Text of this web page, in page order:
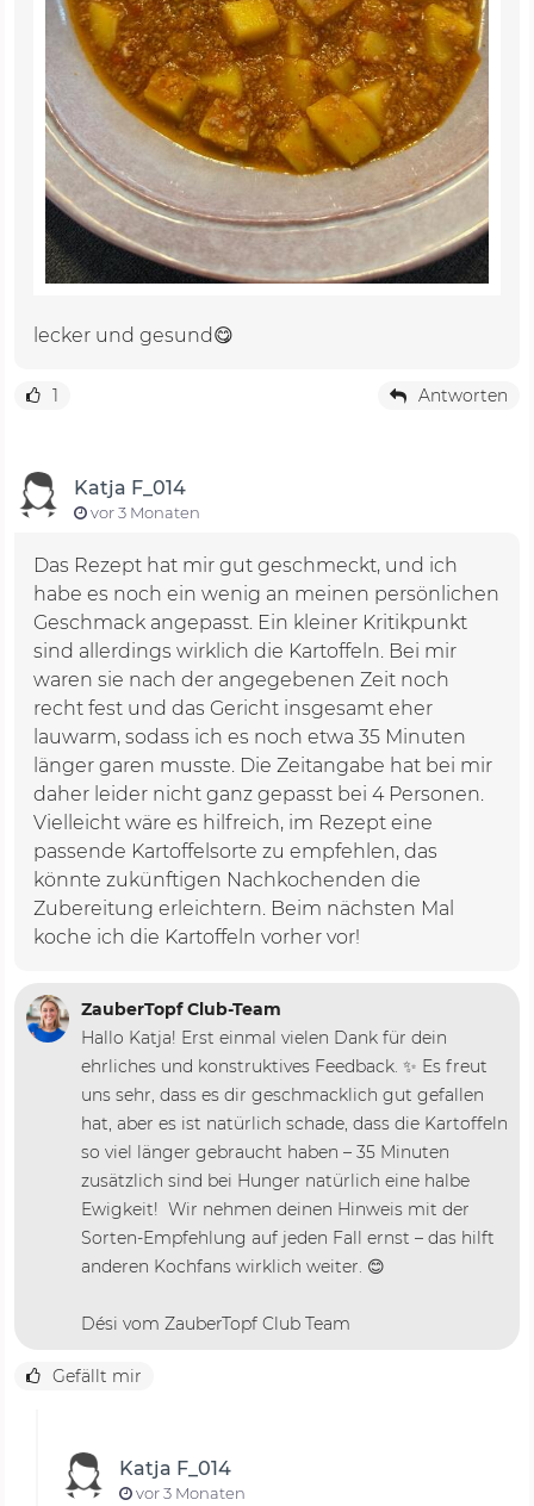
lecker und gesund😋
1 Antworten
Katja F_014
vor 3 Monaten
Das Rezept hat mir gut geschmeckt, und ich
habe es noch ein wenig an meinen persönlichen
Geschmack angepasst. Ein kleiner Kritikpunkt
sind allerdings wirklich die Kartoffeln. Bei mir
waren sie nach der angegebenen Zeit noch
recht fest und das Gericht insgesamt eher
lauwarm, sodass ich es noch etwa 35 Minuten
länger garen musste. Die Zeitangabe hat bei mir
daher leider nicht ganz gepasst bei 4 Personen.
Vielleicht wäre es hilfreich, im Rezept eine
passende Kartoffelsorte zu empfehlen, das
könnte zukünftigen Nachkochenden die
Zubereitung erleichtern. Beim nächsten Mal
koche ich die Kartoffeln vorher vor!
ZauberTopf Club-Team
Hallo Katja! Erst einmal vielen Dank für dein
ehrliches und konstruktives Feedback. ✨ Es freut
uns sehr, dass es dir geschmacklich gut gefallen
hat, aber es ist natürlich schade, dass die Kartoffeln
so viel länger gebraucht haben – 35 Minuten
zusätzlich sind bei Hunger natürlich eine halbe
Ewigkeit! Wir nehmen deinen Hinweis mit der
Sorten-Empfehlung auf jeden Fall ernst – das hilft
anderen Kochfans wirklich weiter. 😊
Dési vom ZauberTopf Club Team
Gefällt mir
Katja F_014
vor 3 Monaten